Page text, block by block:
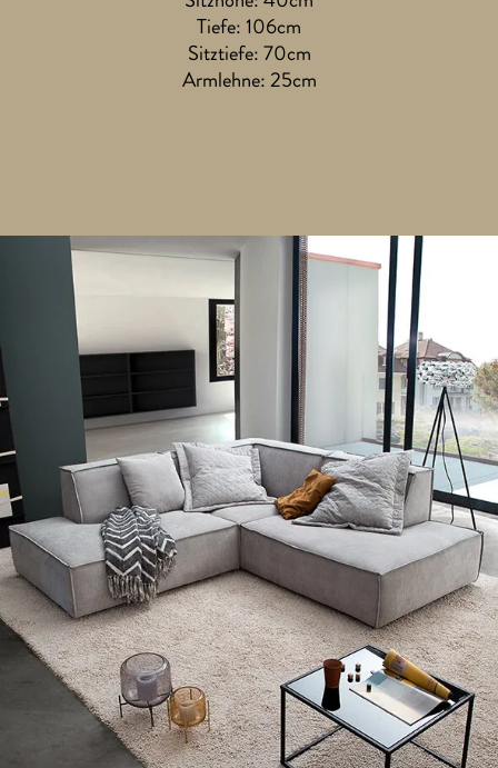
Tiefe: 106cm
Sitztiefe: 70cm
Armlehne: 25cm